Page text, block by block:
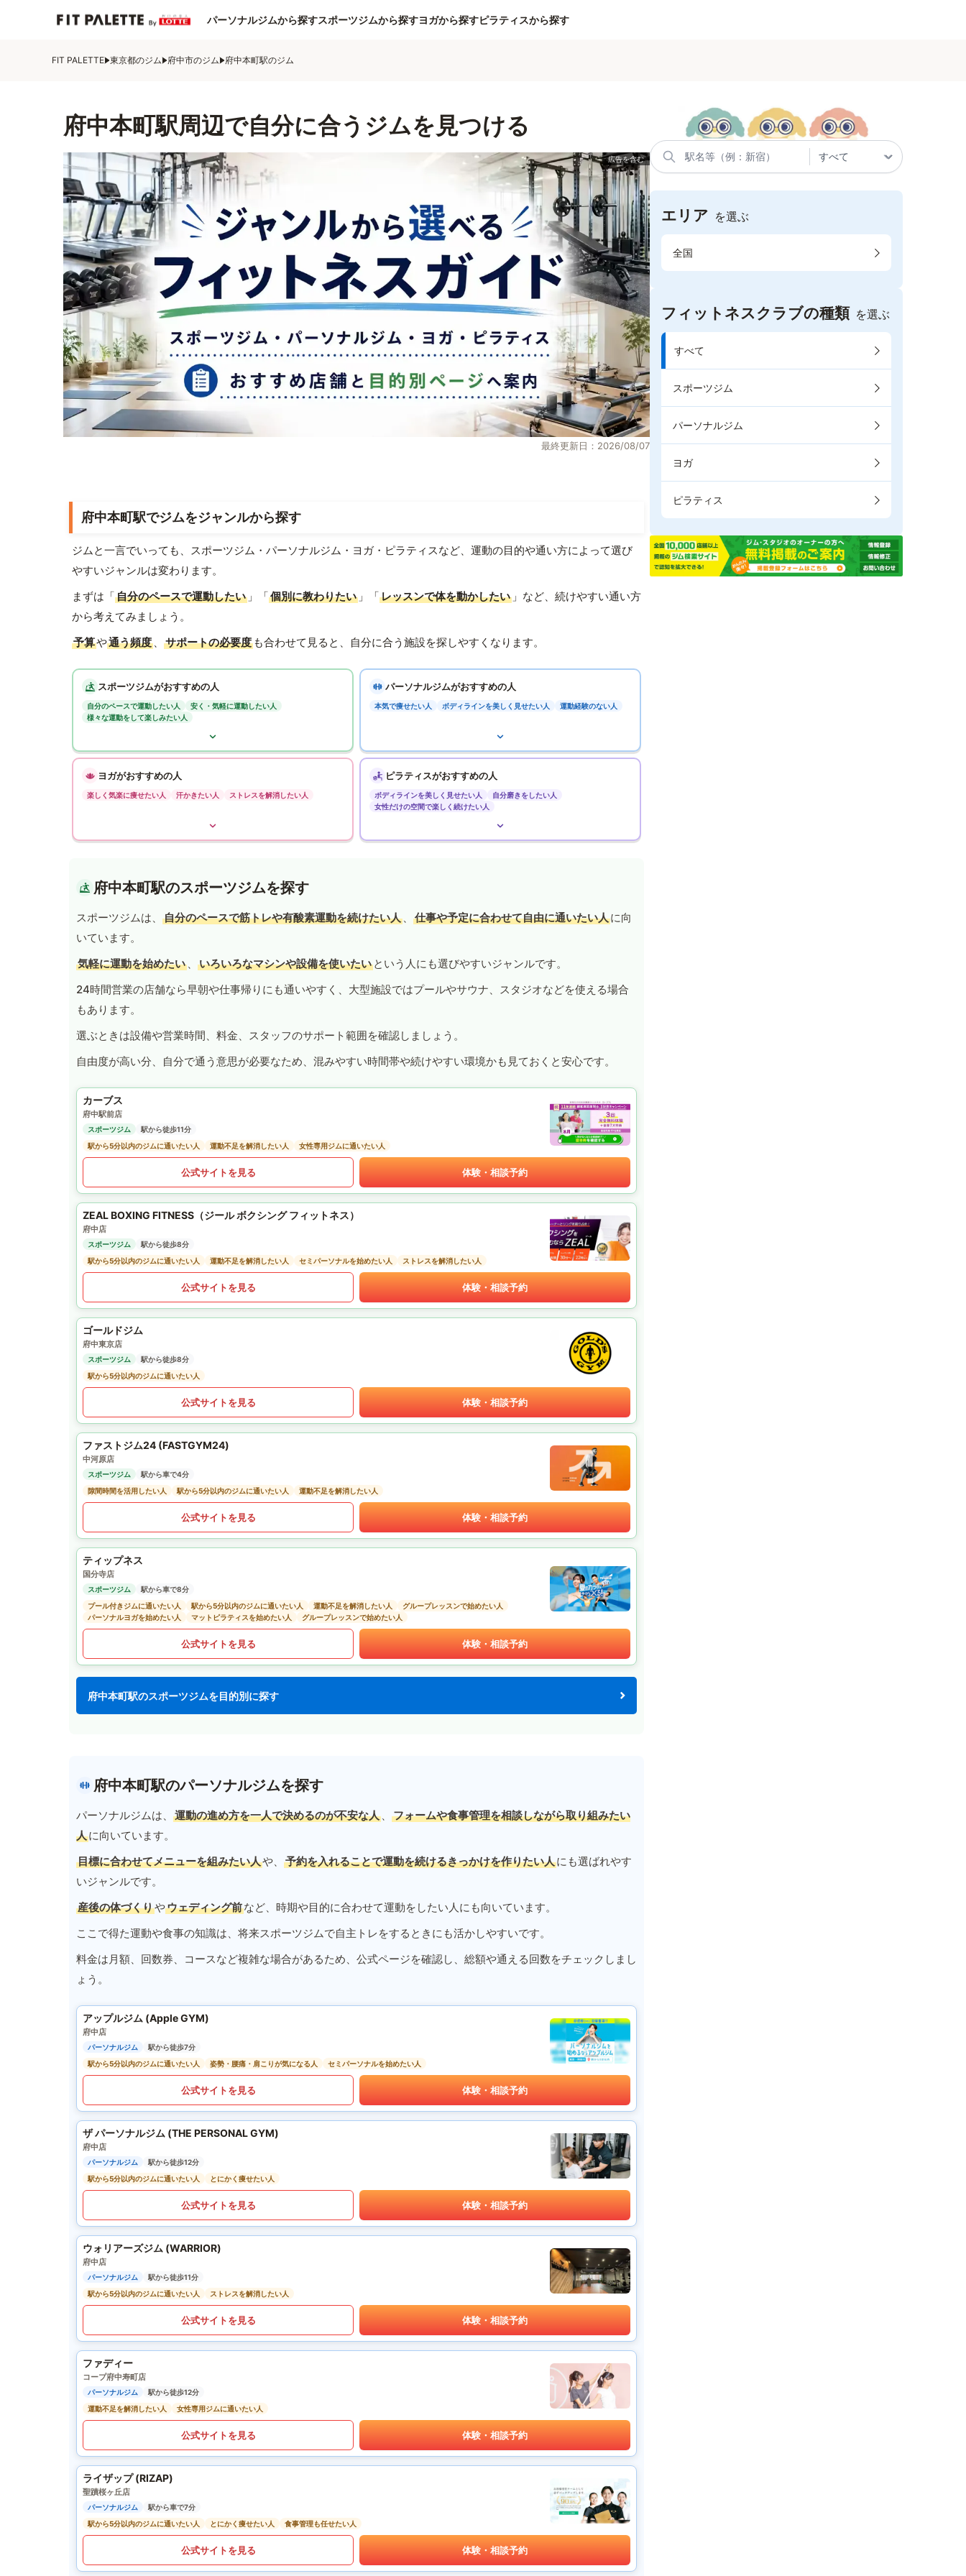
パーソナルジムから探すスポーツジムから探すヨガから探すピラティスから探す
FIT PALETTE 東京都のジム 府中市のジム 府中本町駅のジム
府中本町駅周辺で自分に合うジムを見つける
最終更新日：2026/08/07
府中本町駅でジムをジャンルから探す
ジムと一言でいっても、スポーツジム・パーソナルジム・ヨガ・ピラティスなど、運動の目的や通い方によって選び
やすいジャンルは変わります。
まずは「自分のペースで運動したい 」「個別に教わりたい 」「レッスンで体を動かしたい 」など、続けやすい通い方
から考えてみましょう。
予算や通う頻度 、 サポートの必要度 も合わせて見ると、自分に合う施設を探しやすくなります。
スポーツジムがおすすめの人
自分のペースで運動したい人
安く・気軽に運動したい人
様々な運動をして楽しみたい人
パーソナルジムがおすすめの人
本気で痩せたい人 ボディラインを美しく見せたい人 運動経験のない人
ヨガがおすすめの人
楽しく気楽に痩せたい人 汗かきたい人 ストレスを解消したい人
ピラティスがおすすめの人
ボディラインを美しく見せたい人
自分磨きをしたい人
女性だけの空間で楽しく続けたい人
府中本町駅のスポーツジムを探す
スポーツジムは、 自分のペースで筋トレや有酸素運動を続けたい人 、 仕事や予定に合わせて自由に通いたい人に向
いています。
気軽に運動を始めたい 、 いろいろなマシンや設備を使いたい という人にも選びやすいジャンルです。
24時間営業の店舗なら早朝や仕事帰りにも通いやすく、大型施設ではプールやサウナ、スタジオなどを使える場合
もあります。
選ぶときは設備や営業時間、料金、スタッフのサポート範囲を確認しましょう。
自由度が高い分、自分で通う意思が必要なため、混みやすい時間帯や続けやすい環境かも見ておくと安心です。
カーブス
府中駅前店
スポーツジム
駅から徒歩11分
駅から5分以内のジムに通いたい人
運動不足を解消したい人 女性専用ジムに通いたい人
公式サイトを見る 体験・相談予約
ZEAL BOXING FITNESS（ジール ボクシング フィットネス）
府中店
スポーツジム
駅から徒歩8分
駅から5分以内のジムに通いたい人
運動不足を解消したい人 セミパーソナルを始めたい人 ストレスを解消したい人
公式サイトを見る 体験・相談予約
ゴールドジム
府中東京店
スポーツジム
駅から徒歩8分
駅から5分以内のジムに通いたい人
公式サイトを見る 体験・相談予約
ファストジム24 (FASTGYM24)
中河原店
スポーツジム
駅から車で4分
隙間時間を活用したい人
駅から5分以内のジムに通いたい人 運動不足を解消したい人
公式サイトを見る 体験・相談予約
ティップネス
国分寺店
スポーツジム
駅から車で8分
プール付きジムに通いたい人
駅から5分以内のジムに通いたい人 運動不足を解消したい人
グループレッスンで始めたい人
パーソナルヨガを始めたい人
マットピラティスを始めたい人 グループレッスンで始めたい人
公式サイトを見る 体験・相談予約
府中本町駅のスポーツジムを目的別に探す
府中本町駅のパーソナルジムを探す
パーソナルジムは、 運動の進め方を一人で決めるのが不安な人 、
フォームや食事管理を相談しながら取り組みたい
人に向いています。
目標に合わせてメニューを組みたい人や、 予約を入れることで運動を続けるきっかけを作りたい人にも選ばれやす
いジャンルです。
産後の体づくりやウェディング前など、時期や目的に合わせて運動をしたい人にも向いています。
ここで得た運動や食事の知識は、将来スポーツジムで自主トレをするときにも活かしやすいです。
料金は月額、回数券、コースなど複雑な場合があるため、公式ページを確認し、総額や通える回数をチェックしまし
ょう。
アップルジム (Apple GYM)
府中店
パーソナルジム
駅から徒歩7分
駅から5分以内のジムに通いたい人
姿勢・腰痛・肩こりが気になる人 セミパーソナルを始めたい人
公式サイトを見る 体験・相談予約
ザ パーソナルジム (THE PERSONAL GYM)
府中店
パーソナルジム
駅から徒歩12分
駅から5分以内のジムに通いたい人
とにかく痩せたい人
公式サイトを見る 体験・相談予約
ウォリアーズジム (WARRIOR)
府中店
パーソナルジム
駅から徒歩11分
駅から5分以内のジムに通いたい人
ストレスを解消したい人
公式サイトを見る 体験・相談予約
ファディー
コープ府中寿町店
パーソナルジム
駅から徒歩12分
運動不足を解消したい人
女性専用ジムに通いたい人
公式サイトを見る 体験・相談予約
ライザップ (RIZAP)
聖蹟桜ヶ丘店
パーソナルジム
駅から車で7分
駅から5分以内のジムに通いたい人
とにかく痩せたい人 食事管理も任せたい人
公式サイトを見る 体験・相談予約
エリア を選ぶ
全国
フィットネスクラブの種類 を選ぶ
すべて
スポーツジム
パーソナルジム
ヨガ
ピラティス